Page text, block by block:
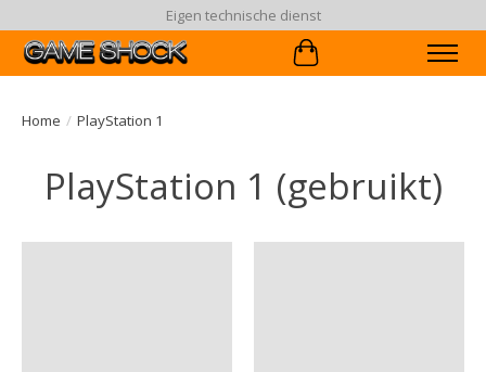
Eigen technische dienst
Winkelwagen
Home / PlayStation 1
PlayStation 1 (gebruikt)